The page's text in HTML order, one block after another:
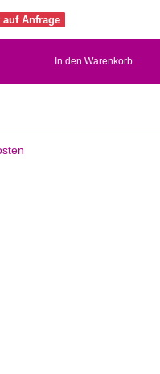
Anfrage
In den Warenkorb